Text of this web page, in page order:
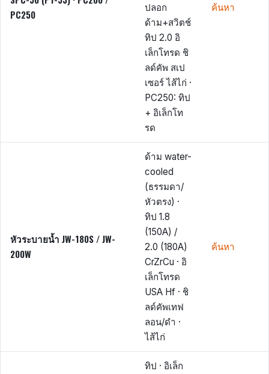
PC250
ปลอก
ด้าม+สวิตช์
ทิป 2.0 อิ
เล็กโทรด ชิ
ลด์คัพ สเป
เซอร์ ไส้ไก่ ·
PC250: ทิป
+ อิเล็กโท
รด
ค้นหา
หัวระบายน้ำ JW-180S / JW-
200W
ด้าม water-
cooled
(ธรรมดา/
หัวตรง) ·
ทิป 1.8
(150A) /
2.0 (180A)
CrZrCu · อิ
เล็กโทรด
USA Hf · ชิ
ลด์คัพเทฟ
ลอน/ดำ ·
ไส้ไก่
ค้นหา
ทิป · อิเล็ก